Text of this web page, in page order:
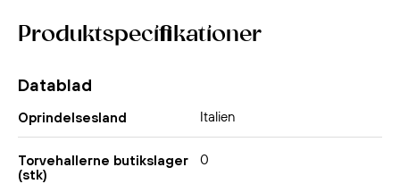
Produktspecifikationer
Datablad
Oprindelsesland Italien
Torvehallerne butikslager
(stk)
0